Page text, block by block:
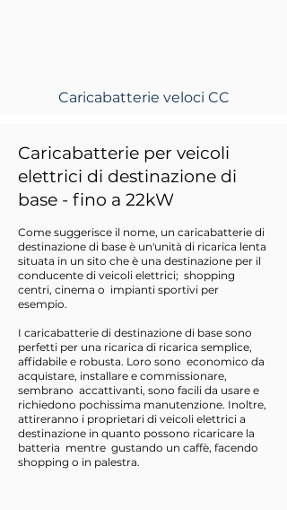
Caricabatterie veloci CC
Caricabatterie per veicoli
elettrici di destinazione di
base - fino a 22kW
Come suggerisce il nome, un caricabatterie di
destinazione di base è un'unità di ricarica lenta
situata in un sito che è una destinazione per il
conducente di veicoli elettrici; shopping
centri, cinema o impianti sportivi per
esempio.
I caricabatterie di destinazione di base sono
perfetti per una ricarica di ricarica semplice,
affidabile e robusta. Loro sono economico da
acquistare, installare e commissionare,
sembrano accattivanti, sono facili da usare e
richiedono pochissima manutenzione. Inoltre,
attireranno i proprietari di veicoli elettrici a
destinazione in quanto possono ricaricare la
batteria mentre gustando un caffè, facendo
shopping o in palestra.